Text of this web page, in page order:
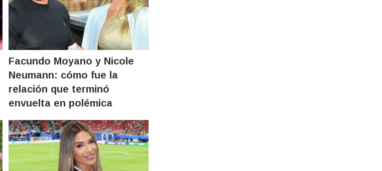
Facundo Moyano y Nicole
Neumann: cómo fue la
relación que terminó
envuelta en polémica